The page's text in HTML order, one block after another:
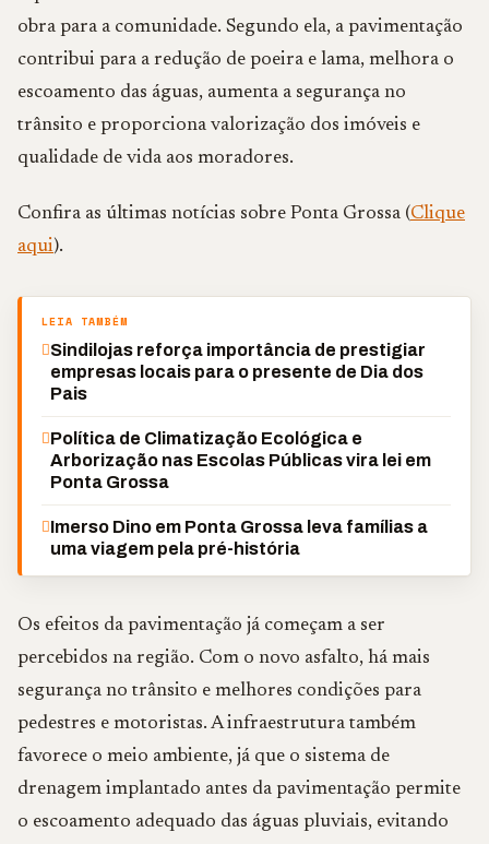
obra para a comunidade. Segundo ela, a pavimentação
contribui para a redução de poeira e lama, melhora o
escoamento das águas, aumenta a segurança no
trânsito e proporciona valorização dos imóveis e
qualidade de vida aos moradores.
Confira as últimas notícias sobre Ponta Grossa (Clique
aqui).
LEIA TAMBÉM
Sindilojas reforça importância de prestigiar
empresas locais para o presente de Dia dos
Pais
Política de Climatização Ecológica e
Arborização nas Escolas Públicas vira lei em
Ponta Grossa
Imerso Dino em Ponta Grossa leva famílias a
uma viagem pela pré-história
Os efeitos da pavimentação já começam a ser
percebidos na região. Com o novo asfalto, há mais
segurança no trânsito e melhores condições para
pedestres e motoristas. A infraestrutura também
favorece o meio ambiente, já que o sistema de
drenagem implantado antes da pavimentação permite
o escoamento adequado das águas pluviais, evitando